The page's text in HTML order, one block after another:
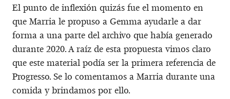
El punto de inflexión quizás fue el momento en
que Marria le propuso a Gemma ayudarle a dar
forma a una parte del archivo que había generado
durante 2020. A raíz de esta propuesta vimos claro
que este material podía ser la primera referencia de
Progresso. Se lo comentamos a Marria durante una
comida y brindamos por ello.